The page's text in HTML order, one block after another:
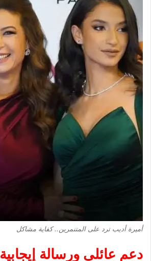
أميرة أديب ترد على المتنمرين.. كفاية مشاكل
دعم عائلي ورسالة إيجابية